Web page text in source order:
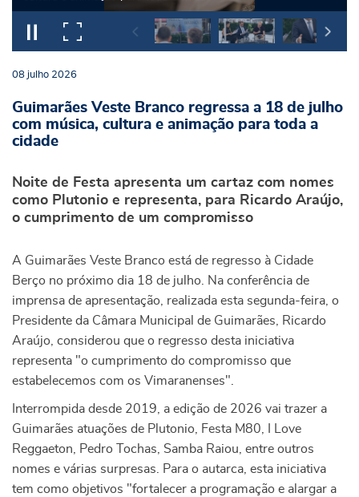
08 julho 2026
Guimarães Veste Branco regressa a 18 de julho
com música, cultura e animação para toda a
cidade
Noite de Festa apresenta um cartaz com nomes
como Plutonio e representa, para Ricardo Araújo,
o cumprimento de um compromisso
A Guimarães Veste Branco está de regresso à Cidade
Berço no próximo dia 18 de julho. Na conferência de
imprensa de apresentação, realizada esta segunda-feira, o
Presidente da Câmara Municipal de Guimarães, Ricardo
Araújo, considerou que o regresso desta iniciativa
representa "o cumprimento do compromisso que
estabelecemos com os Vimaranenses".
Interrompida desde 2019, a edição de 2026 vai trazer a
Guimarães atuações de Plutonio, Festa M80, I Love
Reggaeton, Pedro Tochas, Samba Raiou, entre outros
nomes e várias surpresas. Para o autarca, esta iniciativa
tem como objetivos "fortalecer a programação e alargar a